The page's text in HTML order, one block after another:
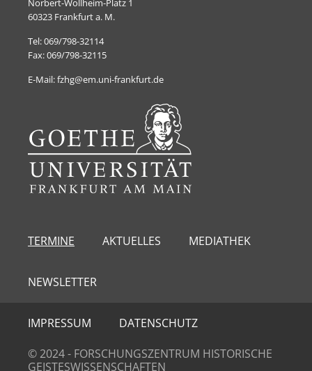
Norbert-Wollheim-Platz 1
60323 Frankfurt a. M.
Tel: 069/798-32114
Fax: 069/798-32115
E-Mail: fzhg@em.uni-frankfurt.de
TERMINE AKTUELLES MEDIATHEK
NEWSLETTER
IMPRESSUM
DATENSCHUTZ
© 2024 - FORSCHUNGSZENTRUM HISTORISCHE
GEISTESWISSENSCHAFTEN